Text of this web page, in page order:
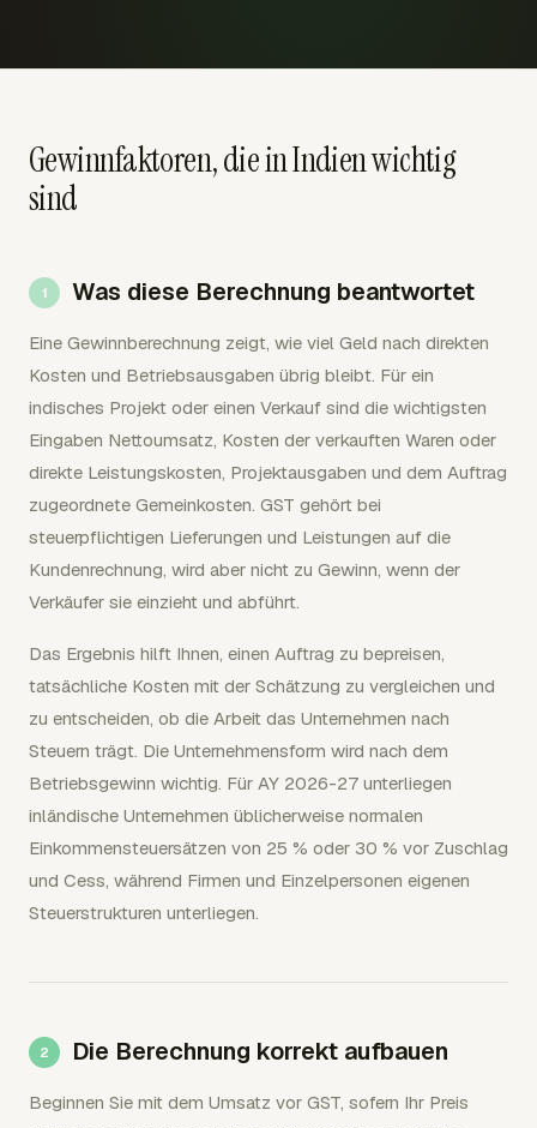
Gewinnfaktoren, die in Indien wichtig
sind
Was diese Berechnung beantwortet
Eine Gewinnberechnung zeigt, wie viel Geld nach direkten
Kosten und Betriebsausgaben übrig bleibt. Für ein
indisches Projekt oder einen Verkauf sind die wichtigsten
Eingaben Nettoumsatz, Kosten der verkauften Waren oder
direkte Leistungskosten, Projektausgaben und dem Auftrag
zugeordnete Gemeinkosten. GST gehört bei
steuerpflichtigen Lieferungen und Leistungen auf die
Kundenrechnung, wird aber nicht zu Gewinn, wenn der
Verkäufer sie einzieht und abführt.
Das Ergebnis hilft Ihnen, einen Auftrag zu bepreisen,
tatsächliche Kosten mit der Schätzung zu vergleichen und
zu entscheiden, ob die Arbeit das Unternehmen nach
Steuern trägt. Die Unternehmensform wird nach dem
Betriebsgewinn wichtig. Für AY 2026-27 unterliegen
inländische Unternehmen üblicherweise normalen
Einkommensteuersätzen von 25 % oder 30 % vor Zuschlag
und Cess, während Firmen und Einzelpersonen eigenen
Steuerstrukturen unterliegen.
Die Berechnung korrekt aufbauen
Beginnen Sie mit dem Umsatz vor GST, sofern Ihr Preis